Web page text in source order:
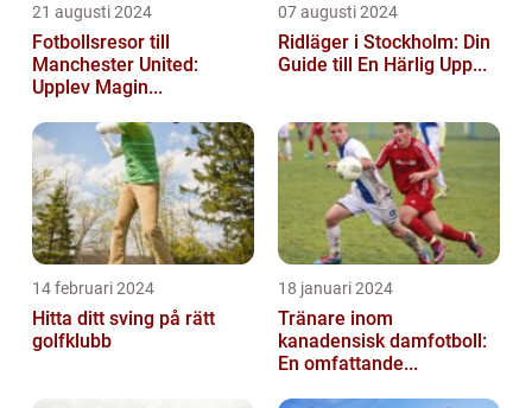
21 augusti 2024
Fotbollsresor till
Manchester United:
Upplev Magin...
07 augusti 2024
Ridläger i Stockholm: Din
Guide till En Härlig Upp...
14 februari 2024
Hitta ditt sving på rätt
golfklubb
18 januari 2024
Tränare inom
kanadensisk damfotboll:
En omfattande...